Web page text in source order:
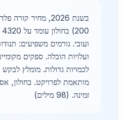
ועובי. גורמים משפיעים:
ועלויות הובלה. ספקים
לכמויות גדולות. מומלץ
זמינה. (98 מילים)